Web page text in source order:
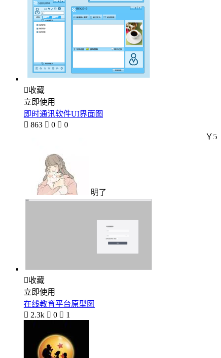
收藏
立即使用
即时通讯软件UI界面图
 863  0  0
明了
￥5
收藏
立即使用
在线教育平台原型图
 2.3k  0  1